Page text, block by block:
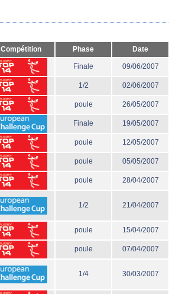
Compétition Phase Date
Finale 09/06/2007
1/2 02/06/2007
poule 26/05/2007
Finale 19/05/2007
poule 12/05/2007
poule 05/05/2007
poule 28/04/2007
1/2 21/04/2007
poule 15/04/2007
poule 07/04/2007
1/4 30/03/2007